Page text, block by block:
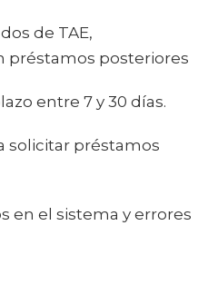
de TAE,
préstamos posteriores
entre 7 y 30 días.
solicitar préstamos
en el sistema y errores